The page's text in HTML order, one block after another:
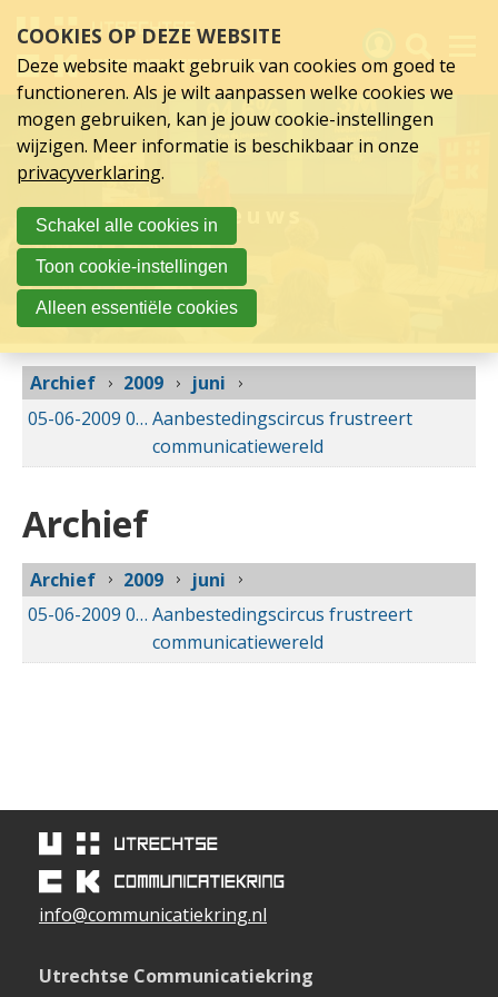
juni
2009
links
over
Spring
hoofd
inhoud
Spring
naar
hoofdnavigatie
Nieuws
Archief 2009
juni
05-06-2009 05-06-2009 00:00
Aanbestedingscircus frustreert
communicatiewereld
Archief
Archief 2009
juni
05-06-2009 05-06-2009 00:00
Aanbestedingscircus frustreert
communicatiewereld
info@communicatiekring.nl
Utrechtse Communicatiekring
Activiteiten
Nieuws
Verslagen
Sluit je aan
Over UCK
COOKIES OP DEZE WEBSITE
Deze website maakt gebruik van cookies om goed te
functioneren. Als je wilt aanpassen welke cookies we
mogen gebruiken, kan je jouw cookie-instellingen
wijzigen. Meer informatie is beschikbaar in onze
privacyverklaring.
Schakel alle cookies in
Toon cookie-instellingen
Alleen essentiële cookies